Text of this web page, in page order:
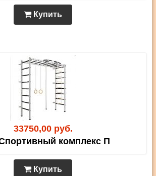
Купить
33750,00 руб.
комплекс П
Купить